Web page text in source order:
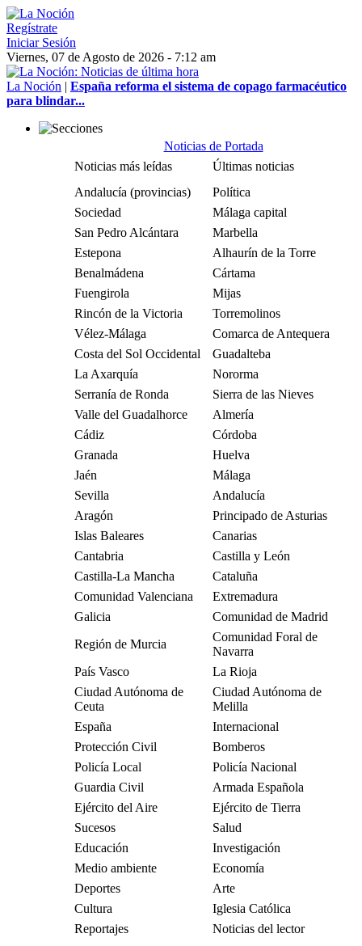
Regístrate
Iniciar Sesión
Viernes, 07 de Agosto de 2026 - 7:12 am
La Noción | España reforma el sistema de copago farmacéutico
para blindar...
Noticias de Portada
Noticias más leídas
Últimas noticias
Andalucía (provincias)
Política
Sociedad
Málaga capital
San Pedro Alcántara
Marbella
Estepona
Alhaurín de la Torre
Benalmádena
Cártama
Fuengirola
Mijas
Rincón de la Victoria
Torremolinos
Vélez-Málaga
Comarca de Antequera
Costa del Sol Occidental
Guadalteba
La Axarquía
Nororma
Serranía de Ronda
Sierra de las Nieves
Valle del Guadalhorce
Almería
Cádiz
Córdoba
Granada
Huelva
Jaén
Málaga
Sevilla
Andalucía
Aragón
Principado de Asturias
Islas Baleares
Canarias
Cantabria
Castilla y León
Castilla-La Mancha
Cataluña
Comunidad Valenciana
Extremadura
Galicia
Comunidad de Madrid
Región de Murcia
Comunidad Foral de
Navarra
País Vasco
La Rioja
Ciudad Autónoma de
Ceuta
Ciudad Autónoma de
Melilla
España
Internacional
Protección Civil
Bomberos
Policía Local
Policía Nacional
Guardia Civil
Armada Española
Ejército del Aire
Ejército de Tierra
Sucesos
Salud
Educación
Investigación
Medio ambiente
Economía
Deportes
Arte
Cultura
Iglesia Católica
Reportajes
Noticias del lector